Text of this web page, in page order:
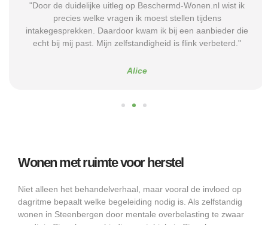
"Door de duidelijke uitleg op Beschermd-Wonen.nl wist ik
precies welke vragen ik moest stellen tijdens
intakegesprekken. Daardoor kwam ik bij een aanbieder die
echt bij mij past. Mijn zelfstandigheid is flink verbeterd."
Alice
Wonen met ruimte voor herstel
Niet alleen het behandelverhaal, maar vooral de invloed op
dagritme bepaalt welke begeleiding nodig is. Als zelfstandig
wonen in Steenbergen door mentale overbelasting te zwaar